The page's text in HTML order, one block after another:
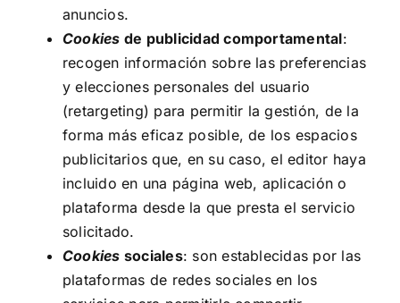
anuncios.
Cookies de publicidad comportamental:
recogen información sobre las preferencias
y elecciones personales del usuario
(retargeting) para permitir la gestión, de la
forma más eficaz posible, de los espacios
publicitarios que, en su caso, el editor haya
incluido en una página web, aplicación o
plataforma desde la que presta el servicio
solicitado.
Cookies sociales: son establecidas por las
plataformas de redes sociales en los